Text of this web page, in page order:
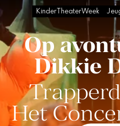
KinderTheaterWeek
Op
Dikkie
Het